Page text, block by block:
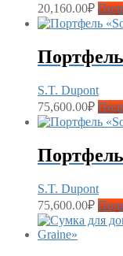
20,160.00₽
S.T. Dupont
75,600.00₽
S.T. Dupont
75,600.00₽